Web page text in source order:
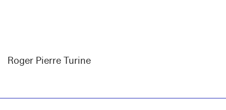
Roger Pierre Turine